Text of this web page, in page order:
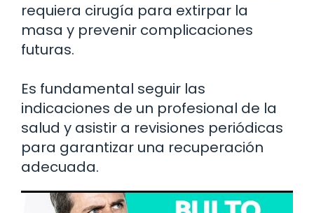
requiera cirugía para extirpar la
masa y prevenir complicaciones
futuras.
Es fundamental seguir las
indicaciones de un profesional de la
salud y asistir a revisiones periódicas
para garantizar una recuperación
adecuada.